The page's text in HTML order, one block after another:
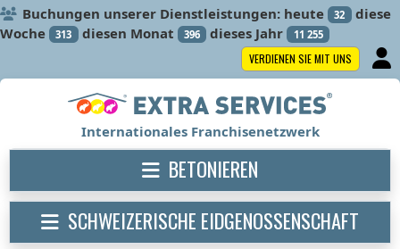
Buchungen unserer Dienstleistungen: heute 32 diese
Woche
313 diesen Monat 396 dieses Jahr 11 255
VERDIENEN SIE MIT UNS
Internationales Franchisenetzwerk
BETONIEREN
SCHWEIZERISCHE EIDGENOSSENSCHAFT